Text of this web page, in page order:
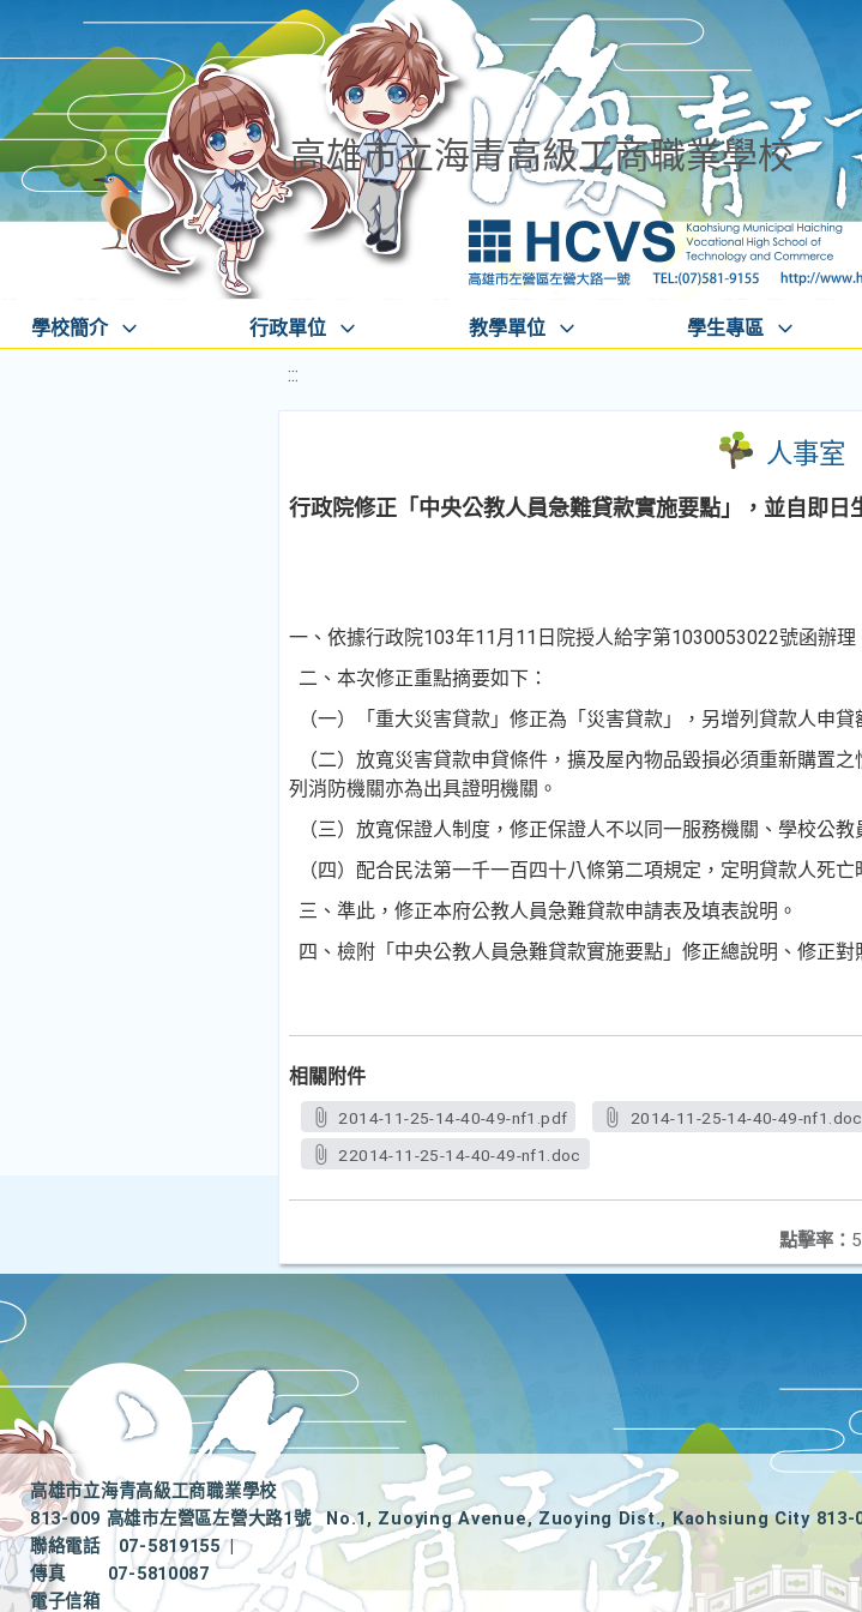
高雄市立海青高級工商職業學校
學校簡介 行政單位 教學單位 學生專區
:::
人事室
行政院修正「中央公教人員急難貸款實施要點」，並自即日
一、依據行政院103年11月11日院授人給字第1030053022號函辦理
二、本次修正重點摘要如下：
（一）「重大災害貸款」修正為「災害貸款」，另增列貸款人申貸
（二）放寬災害貸款申貸條件，擴及屋內物品毀損必須重新購置
列消防機關亦為出具證明機關。
（三）放寬保證人制度，修正保證人不以同一服務機關、學校公教
（四）配合民法第一千一百四十八條第二項規定，定明貸款人死
三、準此，修正本府公教人員急難貸款申請表及填表說明。
四、檢附「中央公教人員急難貸款實施要點」修正總說明、修正對
相關附件
2014-11-25-14-40-49-nf1.pdf 2014-11-25-14-40-49-nf1.doc
22014-11-25-14-40-49-nf1.doc
點擊率：
高雄市立海青高級工商職業學校
813-009 高雄市左營區左營大路1號
No.1, Zuoying Avenue, Zuoying Dist., Kaohsiung City 813-
聯絡電話
07-5819155
|
傳真
07-5810087
電子信箱